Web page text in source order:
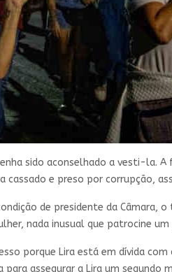
sido aconselhado a vesti-la.
cassado e preso por corrupção,
de presidente da Câmara,
nada inusual que patrocine
porque Lira está em dívida
assegurar a Lira um segundo